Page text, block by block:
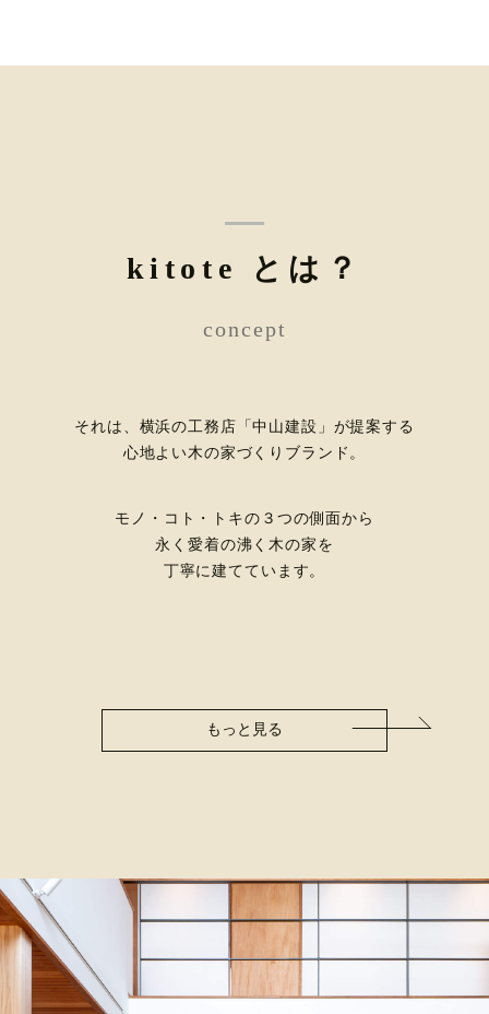
kitote とは？
concept
それは、横浜の工務店「中山建設」が提案する
心地よい木の家づくりブランド。
モノ・コト・トキの３つの側面から
永く愛着の沸く木の家を
丁寧に建てています。
もっと見る